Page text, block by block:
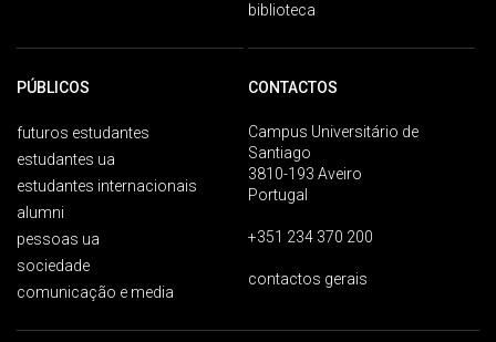
biblioteca
PÚBLICOS
futuros estudantes
estudantes ua
estudantes internacionais
alumni
pessoas ua
sociedade
comunicação e media
CONTACTOS
Campus Universitário de
Santiago
3810-193 Aveiro
Portugal
+351 234 370 200
contactos gerais